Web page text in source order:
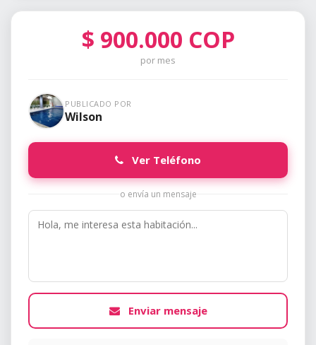
$ 900.000 COP
por mes
PUBLICADO POR
Wilson
Ver Teléfono
o envía un mensaje
Enviar mensaje